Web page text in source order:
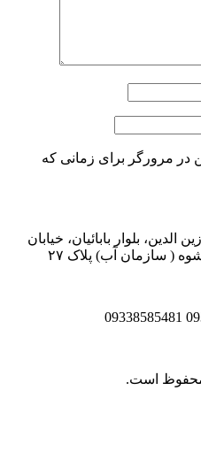
در مرورگر برای زمانی که
الدین، بلوار بابائیان، خیابان
( سازمان آب) پلاک ۲۷
است.